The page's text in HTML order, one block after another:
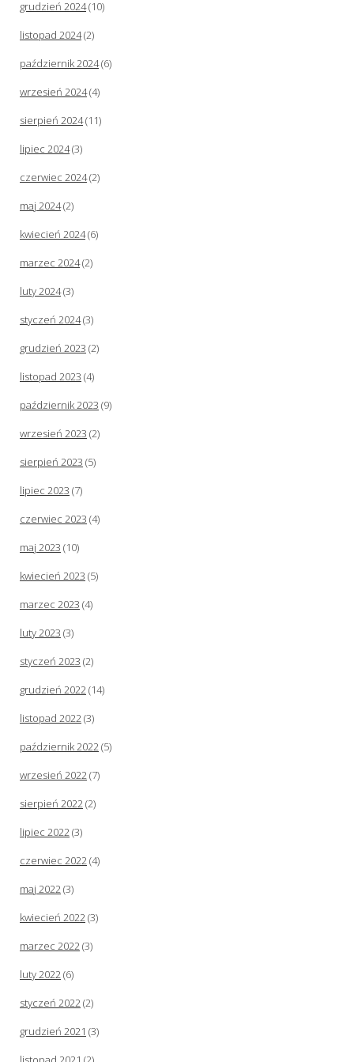
grudzień 2024(10)
listopad 2024(2)
październik 2024(6)
wrzesień 2024(4)
sierpień 2024(11)
lipiec 2024(3)
czerwiec 2024(2)
maj 2024(2)
kwiecień 2024(6)
marzec 2024(2)
luty 2024(3)
styczeń 2024(3)
grudzień 2023 (2)
listopad 2023 (4)
październik 2023 (9)
wrzesień 2023 (2)
sierpień 2023 (5)
lipiec 2023 (7)
czerwiec 2023 (4)
maj 2023 (10)
kwiecień 2023 (5)
marzec 2023 (4)
luty 2023 (3)
styczeń 2023 (2)
grudzień 2022(14)
listopad 2022(3)
październik 2022(5)
wrzesień 2022(7)
sierpień 2022(2)
lipiec 2022(3)
czerwiec 2022(4)
maj 2022(3)
kwiecień 2022(3)
marzec 2022(3)
luty 2022(6)
styczeń 2022(2)
grudzień 2021 (3)